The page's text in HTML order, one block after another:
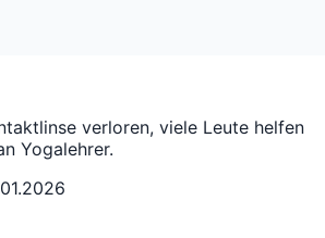
verloren, viele Leute helfen
Yogalehrer.